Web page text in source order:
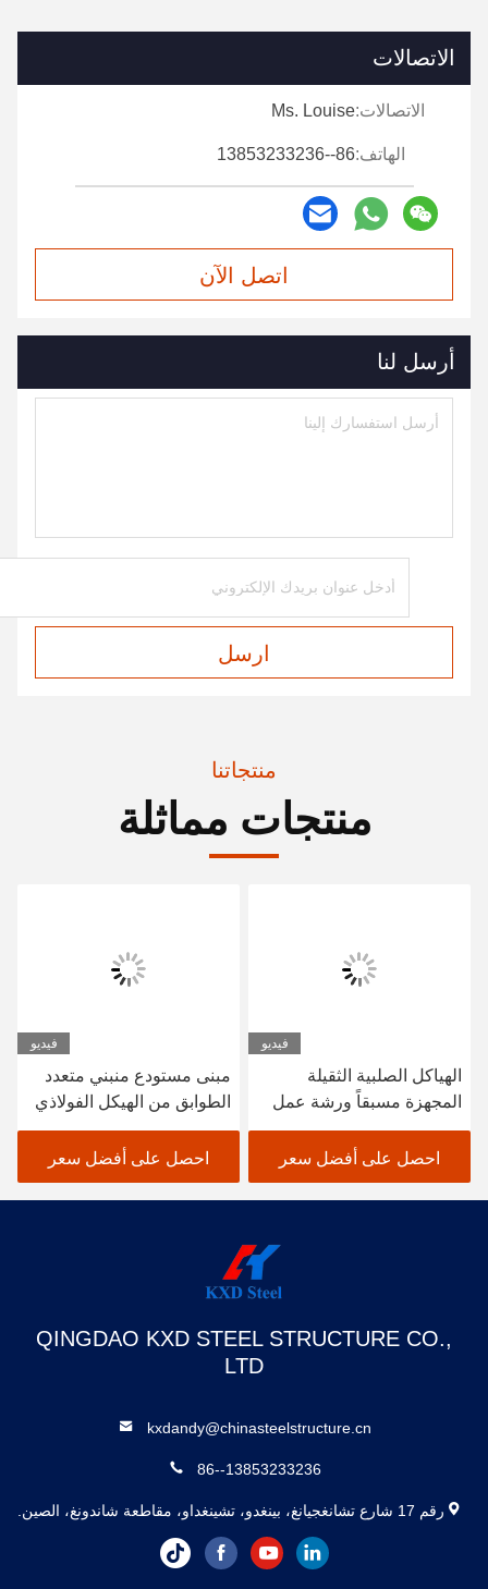
الاتصالات
الاتصالات:Ms. Louise
الهاتف:86--13853233236
اتصل الآن
أرسل لنا
ارسل
منتجاتنا
منتجات مماثلة
فيديو
الهياكل الصلبية الثقيلة
المجهزة مسبقاً ورشة عمل
البناء الصلب المهيك مخزن
احصل على أفضل سعر
فيديو
مبنى مستودع منبني متعدد
الطوابق من الهيكل الفولاذي
SGS BV المعتمد CE
احصل على أفضل سعر
QINGDAO KXD STEEL STRUCTURE CO.,
LTD
kxdandy@chinasteelstructure.cn
86--13853233236
رقم 17 شارع تشانغجيانغ، بينغدو، تشينغداو، مقاطعة شاندونغ، الصين.